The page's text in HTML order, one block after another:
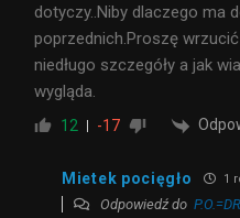
dotyczy..Niby dlaczego ma
poprzednich.Proszę
niedługo szczegóły a jak
wygląda.
12 -17
Mietek pocięgło 1
Odpowiedź do